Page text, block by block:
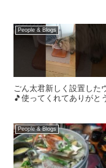
People & Blogs
ごん太君新しく設置した
🎵使ってくれてありがと
People & Blogs